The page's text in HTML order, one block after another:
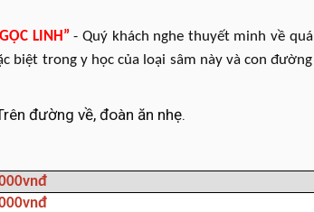
LINH”- Quý khách nghe thuyết minh về quá
biệt trong y học của loại sâm này và con đường
đường về, đoàn ăn nhẹ.